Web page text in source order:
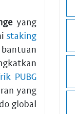
yang
staking
PUBG
yang
global